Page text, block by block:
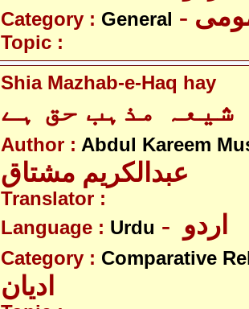
Category : General
Topic :
Shia Mazhab-e-Haq hay
شیعہ مذہب حق ہے
Author : Abdul Kareem
عبدالکریم مشتاق
Translator :
Language : Urdu
Category : Comparative
ادیان